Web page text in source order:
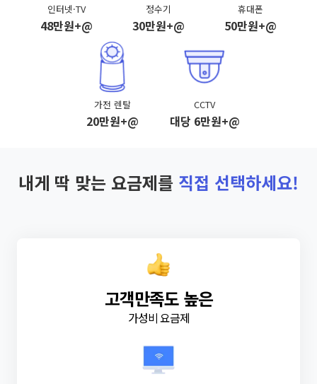
인터넷·TV
48만원+@
정수기
30만원+@
휴대폰
50만원+@
가전 렌탈
20만원+@
CCTV
대당 6만원+@
내게 딱 맞는 요금제를 직접 선택하세요!
고객만족도 높은
가성비 요금제